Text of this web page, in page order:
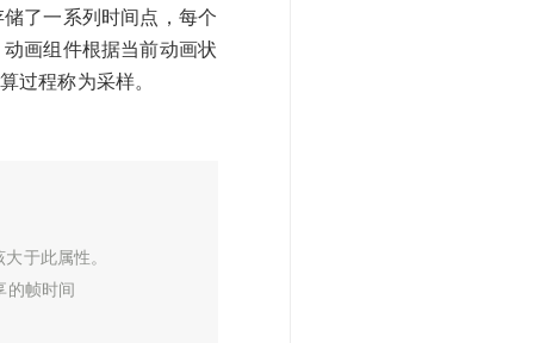
了一系列时间点，每个
画组件根据当前动画状
过程称为采样。
于此属性。
帧时间